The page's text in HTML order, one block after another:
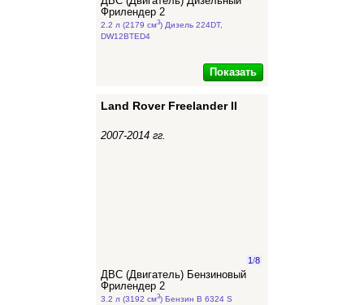
Фрилендер 2
2.2 л (2179 см3) Дизель 224DT,
DW12BTED4
Показать
Land Rover Freelander II
2007-2014 гг.
1/8
ДВС (Двигатель) Бензиновый
Фрилендер 2
3.2 л (3192 см3) Бензин B 6324 S